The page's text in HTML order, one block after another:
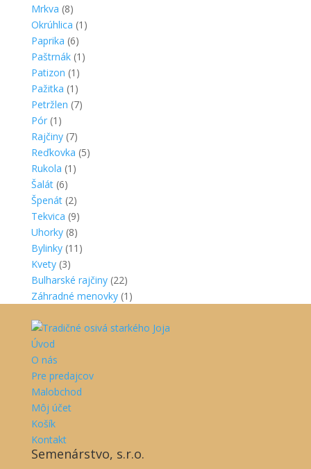
Mrkva (8)
Okrúhlica (1)
Paprika (6)
Paštrnák (1)
Patizon (1)
Pažitka (1)
Petržlen (7)
Pór (1)
Rajčiny (7)
Reďkovka (5)
Rukola (1)
Šalát (6)
Špenát (2)
Tekvica (9)
Uhorky (8)
Bylinky (11)
Kvety (3)
Bulharské rajčiny (22)
Záhradné menovky (1)
Úvod
O nás
Pre predajcov
Malobchod
Môj účet
Košík
Kontakt
Semenárstvo, s.r.o.